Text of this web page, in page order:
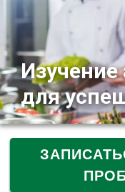
Изучение
для